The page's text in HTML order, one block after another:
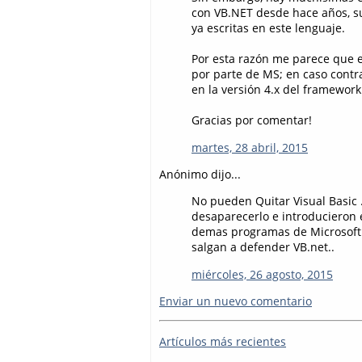
con VB.NET desde hace
ya escritas en este lenguaje.
Por esta razón me parece que
por parte de MS; en caso
en la versión 4.x del
Gracias por comentar!
martes, 28 abril, 2015
Anónimo dijo...
No pueden Quitar Visual
desaparecerlo e introducieron
demas programas de
salgan a defender VB.net..
miércoles, 26 agosto, 2015
Enviar un nuevo comentario
Artículos más recientes